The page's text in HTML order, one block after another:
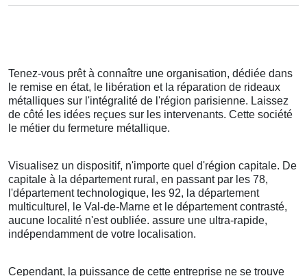
Tenez-vous prêt à connaître une organisation, dédiée dans
le remise en état, le libération et la réparation de rideaux
métalliques sur l'intégralité de l'région parisienne. Laissez
de côté les idées reçues sur les intervenants. Cette société
le métier du fermeture métallique.
Visualisez un dispositif, n'importe quel d'région capitale. De
capitale à la département rural, en passant par les 78,
l'département technologique, les 92, la département
multiculturel, le Val-de-Marne et le département contrasté,
aucune localité n'est oubliée. assure une ultra-rapide,
indépendamment de votre localisation.
Cependant, la puissance de cette entreprise ne se trouve